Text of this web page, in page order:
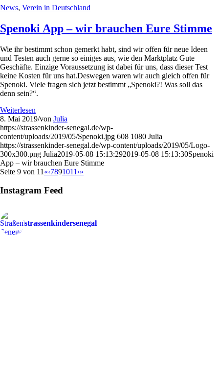
News, Verein in Deutschland
Spenoki App – wir brauchen Eure Stimme
Wie ihr bestimmt schon gemerkt habt, sind wir offen für neue Ideen
und Testen auch gerne so einiges aus, wie den Marktplatz Gute
Geschäfte. Einzige Voraussetzung ist dabei für uns, dass dieser Test
keine Kosten für uns hat.Deswegen waren wir auch gleich offen für
Spenoki. Viele fragen sich jetzt bestimmt „Spenoki?! Was soll das
denn sein?“.
Weiterlesen
8. Mai 2019/von Julia
https://strassenkinder-senegal.de/wp-
content/uploads/2019/05/Spenoki.jpg 608 1080 Julia
https://strassenkinder-senegal.de/wp-content/uploads/2019/05/Logo-
300x300.png Julia2019-05-08 15:13:292019-05-08 15:13:30Spenoki
App – wir brauchen Eure Stimme
Seite 9 von 11 «‹7891011 ›»
Instagram Feed
strassenkindersenegal